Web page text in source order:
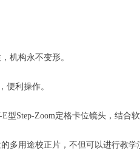
机构永不变形。
便利操作。
型Step-Zoom定格卡位镜头，结合
多用途校正片，不但可以进行教学